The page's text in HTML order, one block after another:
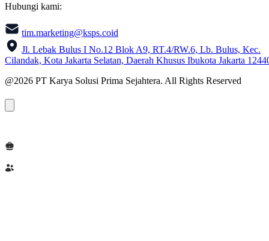
Hubungi kami:
tim.marketing@ksps.coid
Jl. Lebak Bulus I No.12 Blok A9, RT.4/RW.6, Lb. Bulus, Kec.
Cilandak, Kota Jakarta Selatan, Daerah Khusus Ibukota Jakarta
@2026 PT Karya Solusi Prima Sejahtera. All Rights Reserved